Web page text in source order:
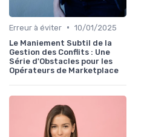
Erreur à éviter • 10/01/2025
Le Maniement Subtil de la
Gestion des Conflits : Une
Série d'Obstacles pour les
Opérateurs de Marketplace